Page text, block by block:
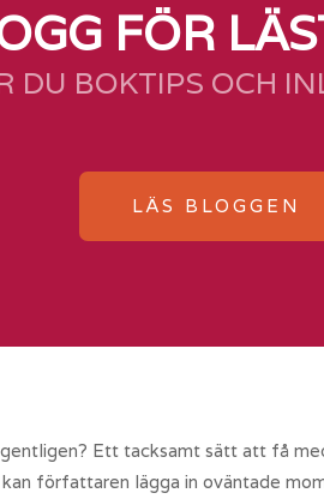
FÖR
DU BOKTIPS OCH
LÄS BLOGGEN
Ett tacksamt sätt att få
författaren lägga in oväntade